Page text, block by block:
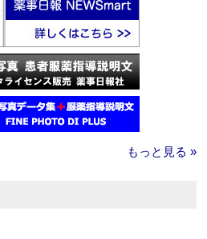
もっと見る »